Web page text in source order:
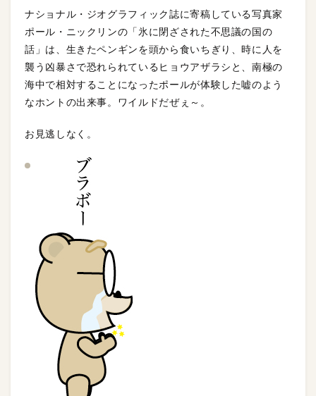
ナショナル・ジオグラフィック誌に寄稿している写真家
ポール・ニックリンの「氷に閉ざされた不思議の国の
話」は、生きたペンギンを頭から食いちぎり、時に人を
襲う凶暴さで恐れられているヒョウアザラシと、南極の
海中で相対することになったポールが体験した嘘のよう
なホントの出来事。ワイルドだぜぇ～。
お見逃しなく。